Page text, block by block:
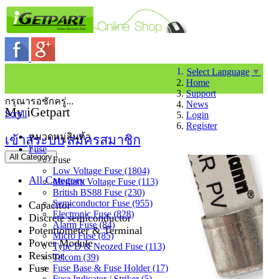
Select Language ▼
Home
Support
News
Login
Register
My iGetpart
เข้าสู่ระบบสมัครสมาชิก
All Category
All Category
Capacitor
Discrete semiconductor
Potentiometer & Terminal
Power Module
Resistor
Fuse
กรุณารอซักครู่...
Scroll
หมวดหมู่สินค้า
Fuse
Fuse
Low Voltage Fuse (1804)
Medium Voltage Fuse (113)
British BS88 Fuse (230)
Semiconductor Fuse (955)
Electronic Fuse (828)
Alarm Fuse (84)
Micro Fuse (85)
Type D & Neozed Fuse (113)
Telcom (39)
Fuse Base & Fuse Holder (17)